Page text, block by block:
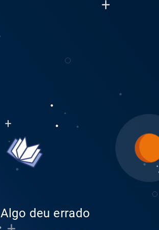
Algo deu errado